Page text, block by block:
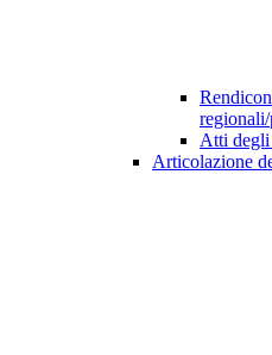
Atti
Articolazione